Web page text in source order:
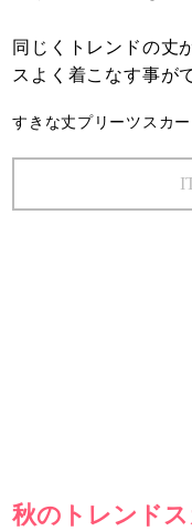
同じくトレンドの丈
スよく着こなす事が
すきな丈プリーツスカ
秋のトレンド